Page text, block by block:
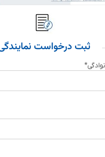
ثبت درخواست نمایندگی
*